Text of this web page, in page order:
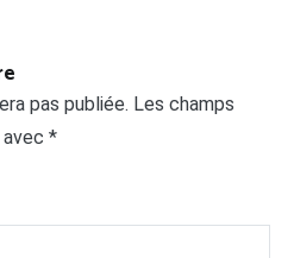
pas publiée. Les champs
*